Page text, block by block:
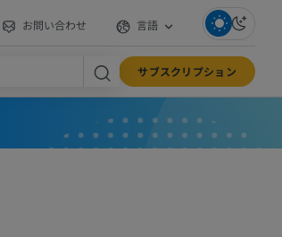
お問い合わせ 言語
サブスクリプション